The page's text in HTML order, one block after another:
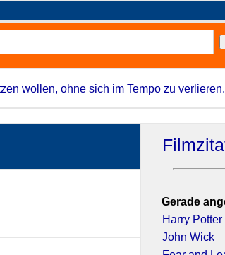
wollen, ohne sich im Tempo zu verlieren.
Gerade
Harry
John Wick